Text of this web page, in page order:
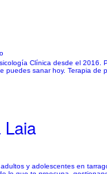
Clínica desde el
sanar hoy. Terapia de
Laia
y adolescentes en